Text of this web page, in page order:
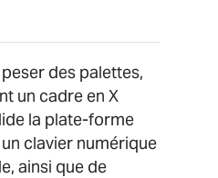
des palettes,
un cadre en X
la plate-forme
clavier numérique
ainsi que de